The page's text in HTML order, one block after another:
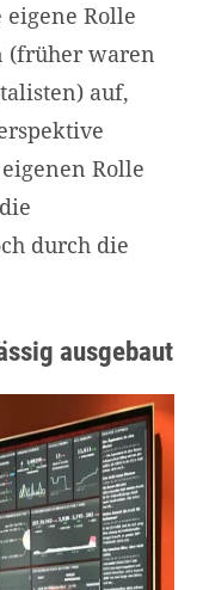
Rolle
(früher waren
auf,
Rolle
durch die
ausgebaut